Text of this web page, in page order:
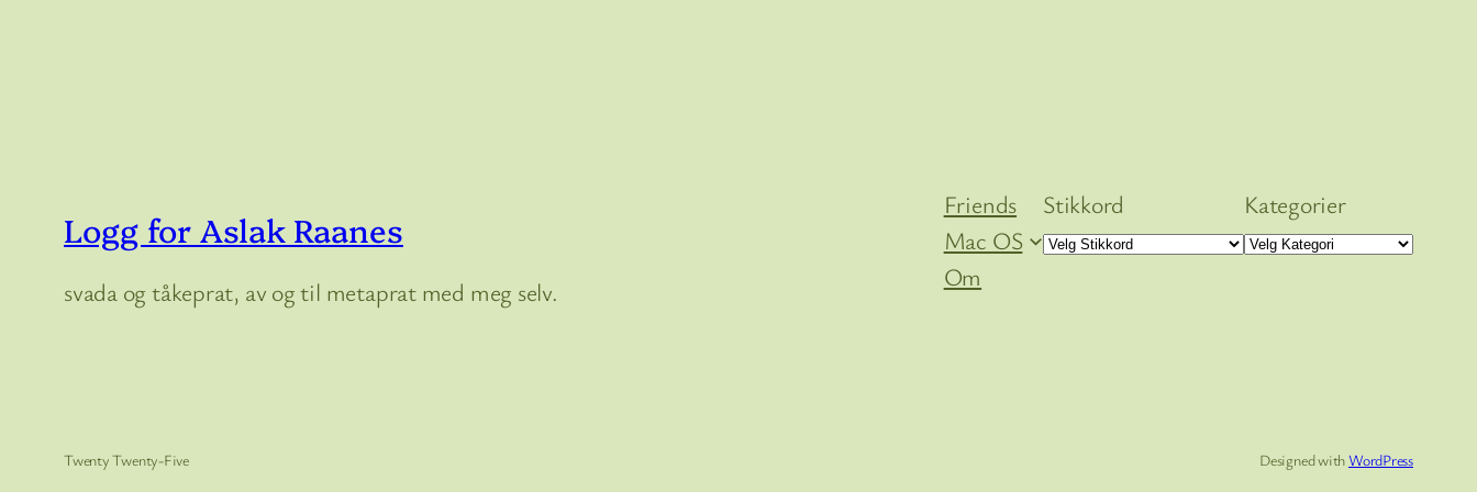
Logg for Aslak Raanes
svada og tåkeprat, av og til metaprat med meg selv.
Friends
Mac OS
Om
Stikkord Kategorier
Twenty Twenty-Five Designed withWordPress